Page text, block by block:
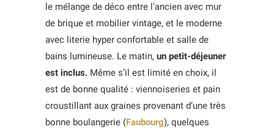
le mélange de déco entre l’ancien avec mur
de brique et mobilier vintage, et le moderne
avec literie hyper confortable et salle de
bains lumineuse. Le matin, un petit-déjeuner
est inclus. Même s’il est limité en choix, il
est de bonne qualité : viennoiseries et pain
croustillant aux graines provenant d’une très
bonne boulangerie (Faubourg), quelques